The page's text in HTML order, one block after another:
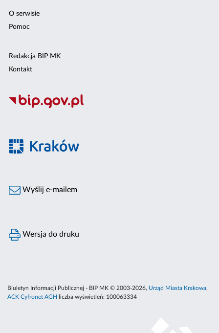
O serwisie
Pomoc
Redakcja BIP MK
Kontakt
Wyślij e-mailem
Wersja do druku
Biuletyn Informacji Publicznej - BIP MK © 2003-2026, Urząd Miasta Krakowa,
ACK Cyfronet AGH
liczba wyświetleń: 100063334